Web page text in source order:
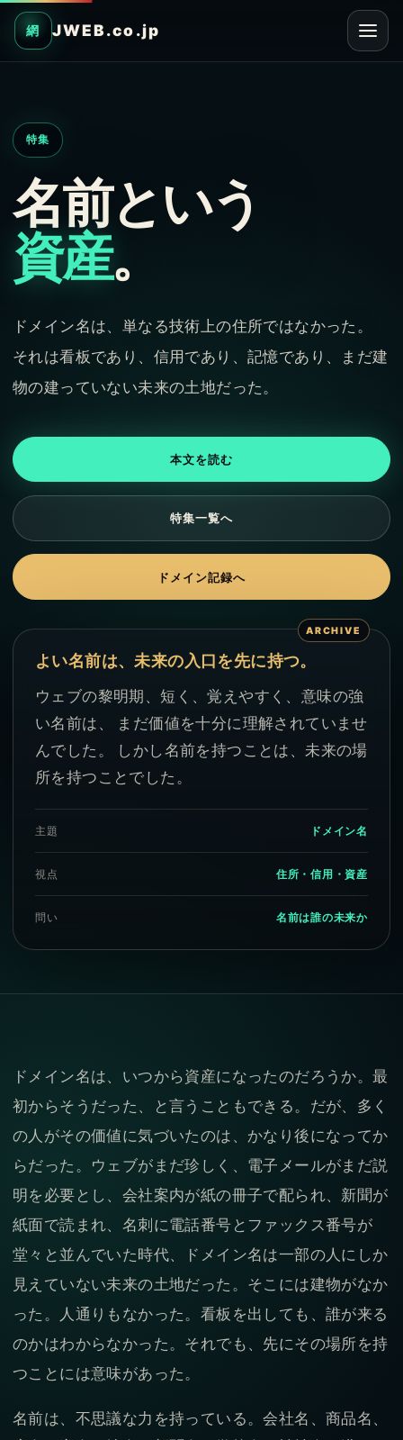
網 JWEB.co.jp
特集
名前という
資産。
ドメイン名は、単なる技術上の住所ではなかった。
それは看板であり、信用であり、記憶であり、まだ建
物の建っていない未来の土地だった。
本文を読む
特集一覧へ
ドメイン記録へ
よい名前は、未来の入口を先に持つ。
ウェブの黎明期、短く、覚えやすく、意味の強
い名前は、 まだ価値を十分に理解されていませ
んでした。 しかし名前を持つことは、未来の場
所を持つことでした。
主題 ドメイン名
視点 住所・信用・資産
問い 名前は誰の未来か
ドメイン名は、いつから資産になったのだろうか。最
初からそうだった、と言うこともできる。だが、多く
の人がその価値に気づいたのは、かなり後になってか
らだった。ウェブがまだ珍しく、電子メールがまだ説
明を必要とし、会社案内が紙の冊子で配られ、新聞が
紙面で読まれ、名刺に電話番号とファックス番号が
堂々と並んでいた時代、ドメイン名は一部の人にしか
見えていない未来の土地だった。そこには建物がなか
った。人通りもなかった。看板を出しても、誰が来る
のかはわからなかった。それでも、先にその場所を持
つことには意味があった。
名前は、不思議な力を持っている。会社名、商品名、